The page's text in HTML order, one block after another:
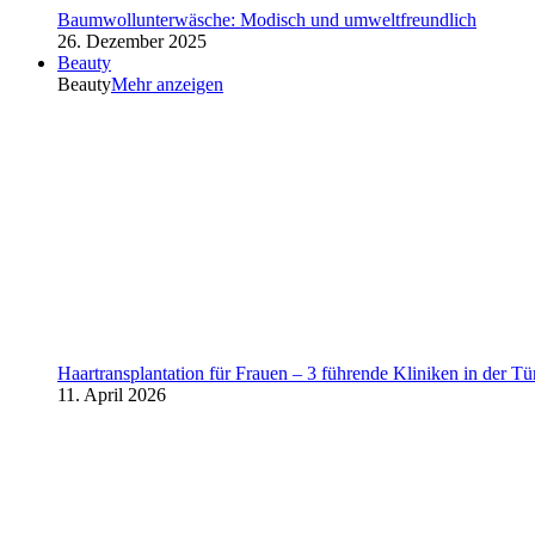
Baumwollunterwäsche: Modisch und umweltfreundlich
26. Dezember 2025
Beauty
BeautyMehr anzeigen
Haartransplantation für Frauen – 3 führende Kliniken in der
11. April 2026